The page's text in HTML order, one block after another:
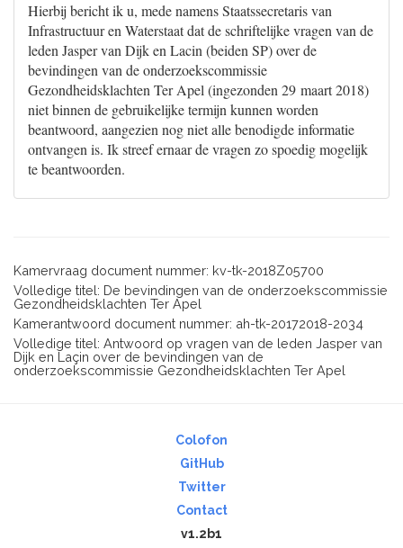
Hierbij bericht ik u, mede namens Staatssecretaris van
Infrastructuur en Waterstaat dat de schriftelijke vragen van de
leden Jasper van Dijk en Lacin (beiden SP) over de
bevindingen van de onderzoekscommissie
Gezondheidsklachten Ter Apel (ingezonden 29 maart 2018)
niet binnen de gebruikelijke termijn kunnen worden
beantwoord, aangezien nog niet alle benodigde informatie
ontvangen is. Ik streef ernaar de vragen zo spoedig mogelijk
te beantwoorden.
Kamervraag document nummer: kv-tk-2018Z05700
Volledige titel: De bevindingen van de onderzoekscommissie
Gezondheidsklachten Ter Apel
Kamerantwoord document nummer: ah-tk-20172018-2034
Volledige titel: Antwoord op vragen van de leden Jasper van
Dijk en Laçin over de bevindingen van de
onderzoekscommissie Gezondheidsklachten Ter Apel
Colofon
GitHub
Twitter
Contact
v1.2b1